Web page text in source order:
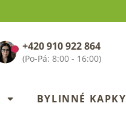
+420 910 922 864
BYLINNÉ KAPKY